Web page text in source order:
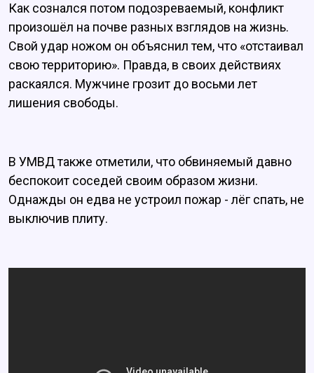
Как сознался потом подозреваемый, конфликт
произошёл на почве разных взглядов на жизнь.
Свой удар ножом он объяснил тем, что «отстаивал
свою территорию». Правда, в своих действиях
раскаялся. Мужчине грозит до восьми лет
лишения свободы.
В УМВД также отметили, что обвиняемый давно
беспокоит соседей своим образом жизни.
Однажды он едва не устроил пожар - лёг спать, не
выключив плиту.